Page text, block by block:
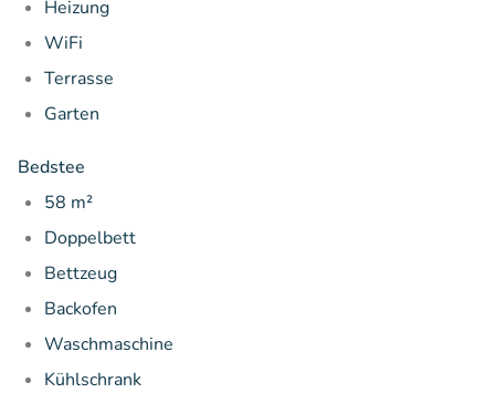
Heizung
WiFi
Terrasse
Garten
Bedstee
58 m²
Doppelbett
Bettzeug
Backofen
Waschmaschine
Kühlschrank